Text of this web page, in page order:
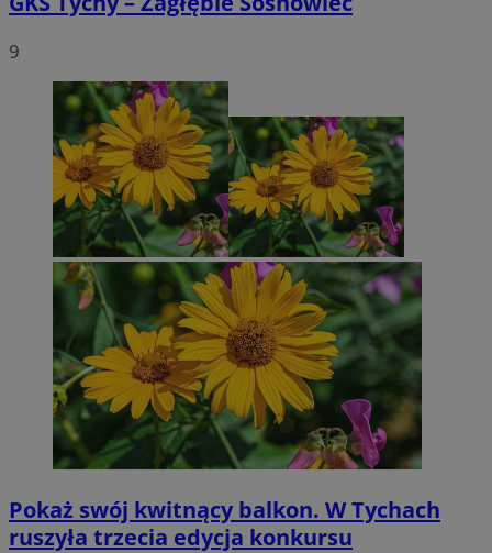
9
Pokaż swój kwitnący balkon. W Tychach
ruszyła trzecia edycja konkursu